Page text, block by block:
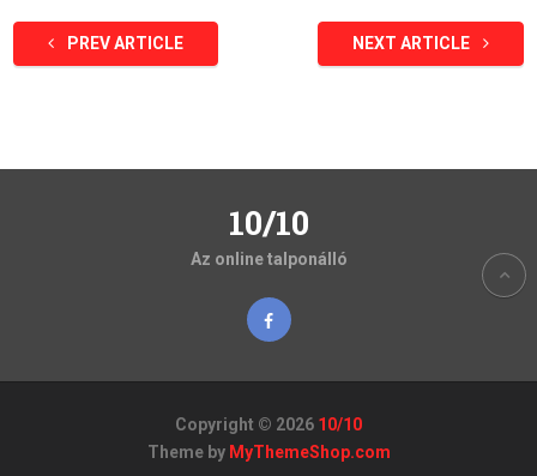
PREV ARTICLE NEXT ARTICLE
10/10
Az online talponálló
Copyright © 2026 10/10
Theme by MyThemeShop.com